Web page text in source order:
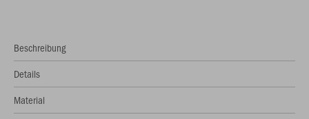
Beschreibung
Details
Material